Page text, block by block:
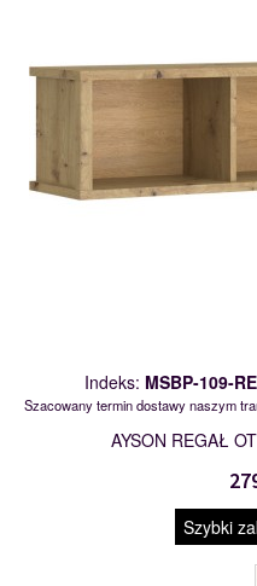
Indeks: MSBP-109-
Szacowany termin dostawy naszym
AYSON REGAŁ
Szybki